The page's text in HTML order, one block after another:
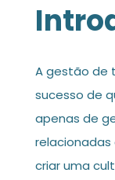
A gestão de
sucesso de
apenas de
criar uma